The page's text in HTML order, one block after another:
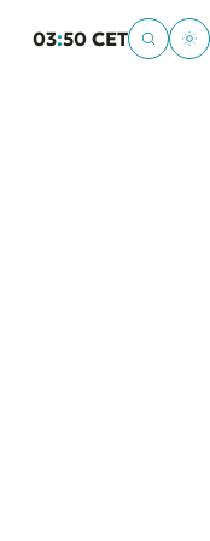
03:50 CET